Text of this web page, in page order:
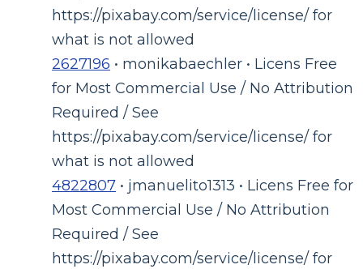
https://pixabay.com/service/license/ for
what is not allowed
2627196 • monikabaechler • Licens Free
for Most Commercial Use / No Attribution
Required / See
https://pixabay.com/service/license/ for
what is not allowed
4822807 • jmanuelito1313 • Licens Free for
Most Commercial Use / No Attribution
Required / See
https://pixabay.com/service/license/ for